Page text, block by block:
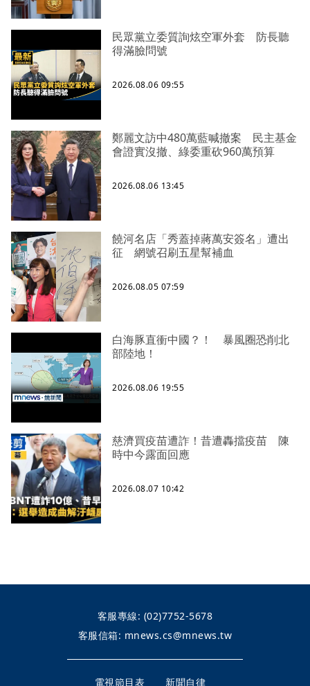
民眾黨立委質詢炫空軍外套 防長聽
得滿臉問號
2026.08.06 09:55
鄭麗文訪中480萬藍喊撤案 民主基金
會證實沒撤、綠委重砍960萬預算
2026.08.06 13:45
饒河名店「秀蓋掉蔣萬安簽名」遭出
征 網號召刷五星幫補血
2026.08.05 07:59
白海豚直衝中國？！ 暴風圈恐削北
部陸地！
2026.08.06 19:55
慈濟買疫苗遭詐！昔遭轟擋疫苗 陳
時中今露面回應
2026.08.07 10:42
客服專線: (02)7752-5678
客服信箱: mnews.cs@mnews.tw
電視節目表 新聞自律